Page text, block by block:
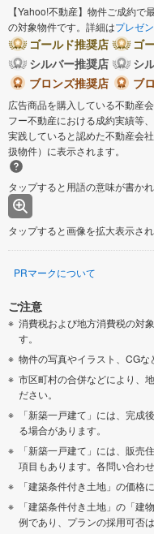
【Yahoo!不動産】物件ご成約で
の対象物件です。詳細はプレゼ
ゴールド推奨店
ゴ
シルバー推奨店
シ
ブロンズ推奨店
ブ
広告商品を購入している不動産
フー不動産における成約実績等
実践していると認めた不動産会
扱物件）に表示されます。
タップすると用語の意味が書か
タップすると画像を拡大表示され
PRマークについて
ご注意
消費税および地方消費税の対
す。
物件の写真やイラスト、CGな
市区町村の合併などにより、
ださい。
「新築一戸建て」には、完成
る場合があります。
「新築一戸建て」には、販売
項目もあります。各問い合わ
「建築条件付き土地」の価格
「建築条件付き土地」の「建
例であり、プランの採用可否は